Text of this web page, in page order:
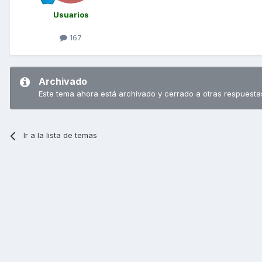
Usuarios
167
Archivado
Este tema ahora está archivado y cerrado a otras
Ir a la lista de temas